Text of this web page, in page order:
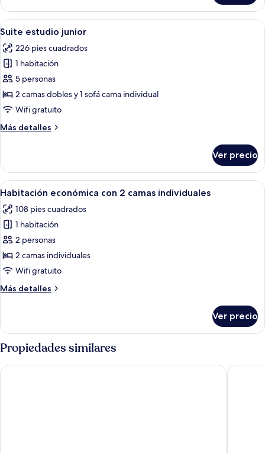
doble
familiar
Abrir
todas
las
fotos
de
Suite
estudio
Habitación de hotel con dos camas,
7
Suite estudio junior
226 pies cuadrados
1 habitación
5 personas
2 camas dobles y 1 sofá cama individual
Wifi gratuito
Más detalles
Más
estudio
junior
Ver precio
Abrir
todas
las
fotos
de
Habitación
económica
2
Una cama con sábana blanca,
5
Habitación económica con 2 camas individuales
108 pies cuadrados
1 habitación
2 personas
2 camas individuales
Wifi gratuito
Más detalles
Más
económica
con
2
camas
individuales
Ver precio
Propiedades similares
HOTEL VISTA LAGO Hotel